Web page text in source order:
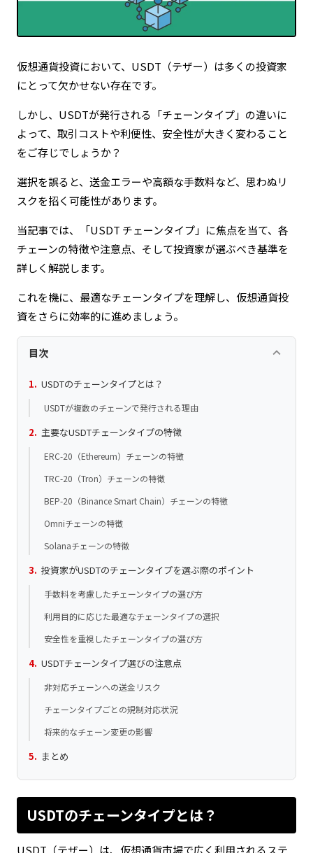
定期的な情報更新による最新ファクトの維持
仮想通貨投資において、USDT（テザー）は多くの投資家
にとって欠かせない存在です。
しかし、USDTが発行される「チェーンタイプ」の違いに
よって、取引コストや利便性、安全性が大きく変わること
をご存じでしょうか？
選択を誤ると、送金エラーや高額な手数料など、思わぬリ
スクを招く可能性があります。
当記事では、「USDT チェーンタイプ」に焦点を当て、各
チェーンの特徴や注意点、そして投資家が選ぶべき基準を
詳しく解説します。
これを機に、最適なチェーンタイプを理解し、仮想通貨投
資をさらに効率的に進めましょう。
目次 keyboard_arrow_up
USDTのチェーンタイプとは？
USDTが複数のチェーンで発行される理由
主要なUSDTチェーンタイプの特徴
ERC-20（Ethereum）チェーンの特徴
TRC-20（Tron）チェーンの特徴
BEP-20（Binance Smart Chain）チェーンの特徴
Omniチェーンの特徴
Solanaチェーンの特徴
投資家がUSDTのチェーンタイプを選ぶ際のポイント
手数料を考慮したチェーンタイプの選び方
利用目的に応じた最適なチェーンタイプの選択
安全性を重視したチェーンタイプの選び方
USDTチェーンタイプ選びの注意点
非対応チェーンへの送金リスク
チェーンタイプごとの規制対応状況
将来的なチェーン変更の影響
まとめ
USDTのチェーンタイプとは？
USDT（テザー）は、仮想通貨市場で広く利用されるステ